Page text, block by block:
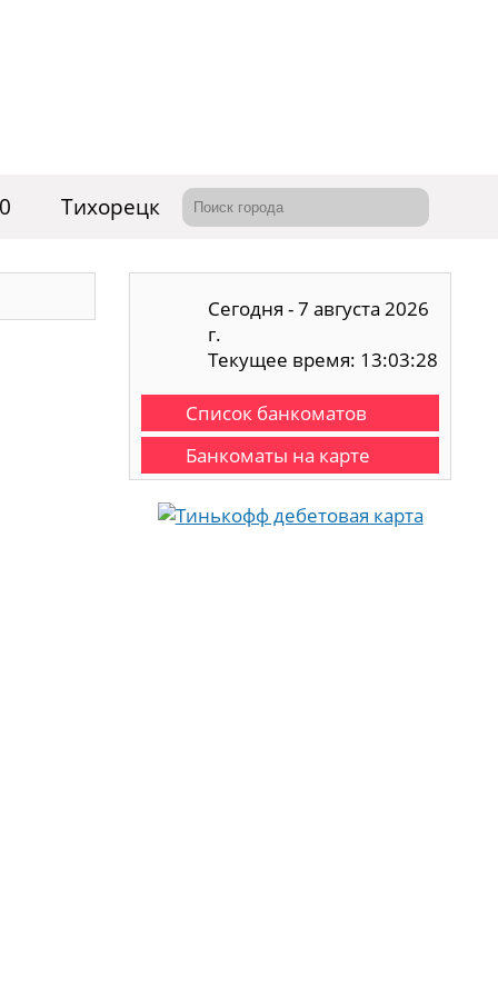
Тихорецк
Сегодня - 7 августа 2026
г.
Текущее время: 13:03:29
Список банкоматов
Банкоматы на карте